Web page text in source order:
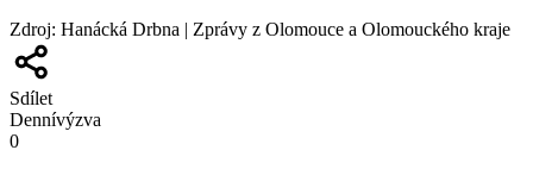
Zdroj: Hanácká Drbna | Zprávy z Olomouce a Olomouckého kraje
Sdílet
Dennívýzva
0